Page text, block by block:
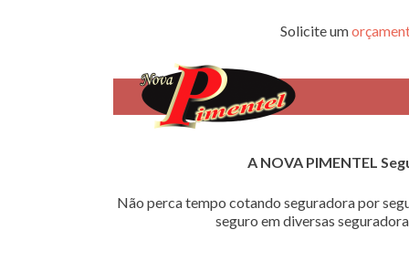
Solicite um
A NOVA PIMENTEL
Não perca tempo cotando seguradora por
seguro em diversas